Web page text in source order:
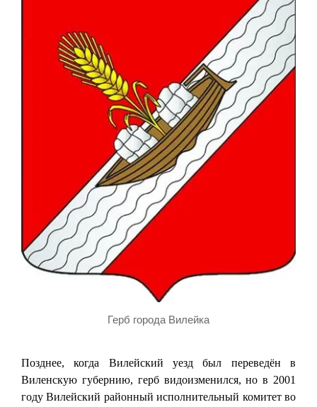
Герб города Вилейка
Позднее, когда Вилейский уезд был переведён в
Виленскую губернию, герб видоизменился, но в 2001
году Вилейский районный исполнительный комитет во